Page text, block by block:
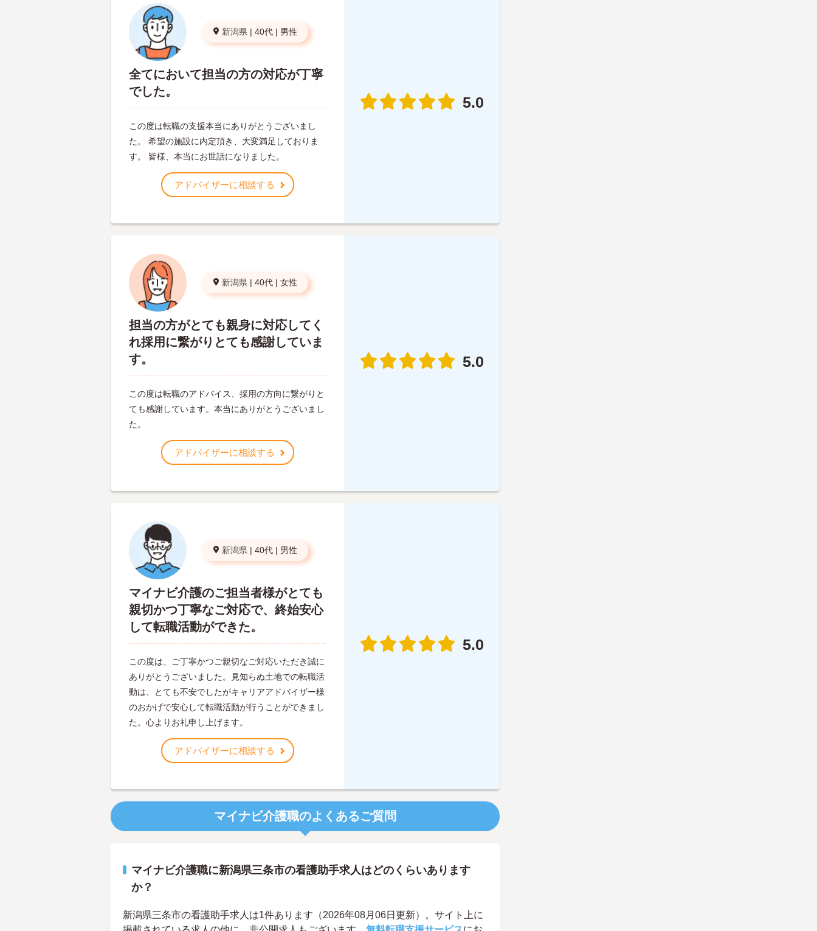
新潟県 | 40代 | 男性
全てにおいて担当の方の対応が丁寧
でした。
この度は転職の支援本当にありがとうございまし
た。 希望の施設に内定頂き、大変満足しておりま
す。 皆様、本当にお世話になりました。
アドバイザーに相談する
5.0
新潟県 | 40代 | 女性
担当の方がとても親身に対応してく
れ採用に繋がりとても感謝していま
す。
この度は転職のアドバイス、採用の方向に繋がりと
ても感謝しています。本当にありがとうございまし
た。
アドバイザーに相談する
5.0
新潟県 | 40代 | 男性
マイナビ介護のご担当者様がとても
親切かつ丁寧なご対応で、終始安心
して転職活動ができた。
この度は、ご丁寧かつご親切なご対応いただき誠に
ありがとうございました。見知らぬ土地での転職活
動は、とても不安でしたがキャリアアドバイザー様
のおかげで安心して転職活動が行うことができまし
た。心よりお礼申し上げます。
アドバイザーに相談する
5.0
マイナビ介護職のよくあるご質問
マイナビ介護職に新潟県三条市の看護助手求人はどのくらいあります
か？
新潟県三条市の看護助手求人は1件あります（2026年08月06日更新）。サイト上に